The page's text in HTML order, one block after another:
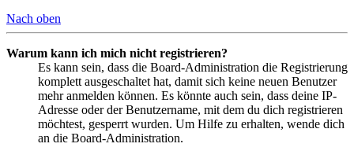
Nach oben
Warum kann ich mich nicht registrieren?
Es kann sein, dass die Board-Administration die Registrierung
komplett ausgeschaltet hat, damit sich keine neuen Benutzer
mehr anmelden können. Es könnte auch sein, dass deine IP-
Adresse oder der Benutzername, mit dem du dich registrieren
möchtest, gesperrt wurden. Um Hilfe zu erhalten, wende dich
an die Board-Administration.